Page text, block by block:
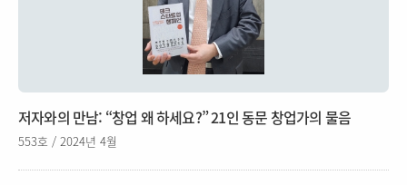
저자와의 만남: “창업 왜 하세요?” 21인 동문 창업가의 물음
553호 / 2024년 4월